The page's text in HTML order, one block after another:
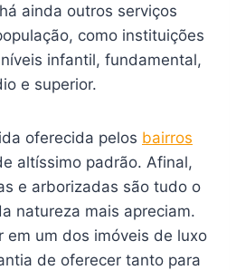
ainda outros serviços
como instituições
infantil, fundamental,
e superior.
oferecida pelos bairros
altíssimo padrão. Afinal,
e arborizadas são tudo o
natureza mais apreciam.
em um dos imóveis de luxo
de oferecer tanto para